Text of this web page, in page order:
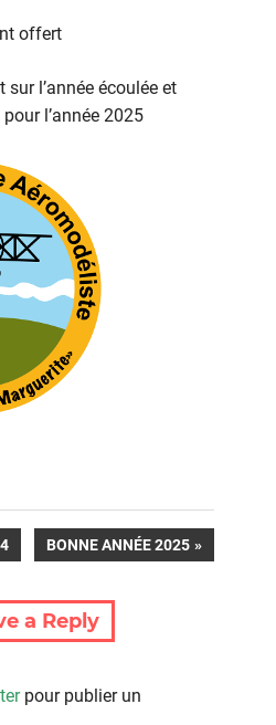
offert
l’année écoulée et
l’année 2025
NEXT
BONNE ANNÉE 2025
a Reply
pour publier un